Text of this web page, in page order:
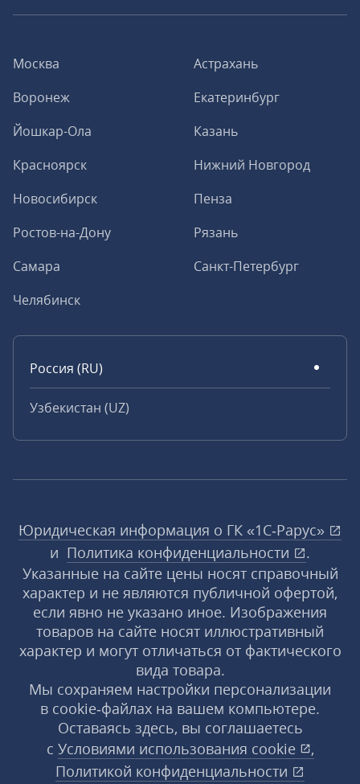
Москва
Астрахань
Воронеж
Екатеринбург
Йошкар-Ола
Казань
Красноярск
Нижний Новгород
Новосибирск
Пенза
Ростов-на-Дону
Рязань
Самара
Санкт-Петербург
Челябинск
Россия (RU)
Узбекистан (UZ)
Юридическая информация о ГК «1С‑Рарус»
и Политика конфиденциальности
.
Указанные на сайте цены носят справочный
характер и не являются публичной офертой,
если явно не указано иное. Изображения
товаров на сайте носят иллюстративный
характер и могут отличаться от фактического
вида товара.
Мы сохраняем настройки персонализации
в cookie‑файлах на вашем компьютере.
Оставаясь здесь, вы соглашаетесь
с Условиями использования cookie
,
Политикой конфиденциальности